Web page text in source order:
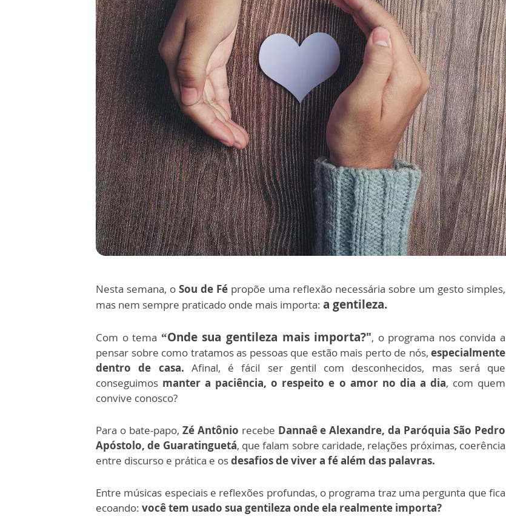
Nesta semana, o Sou de Fé propõe uma reflexão necessária sobre um gesto simples,
mas nem sempre praticado onde mais importa: a gentileza.
Com o tema “Onde sua gentileza mais importa?", o programa nos convida a
pensar sobre como tratamos as pessoas que estão mais perto de nós, especialmente
dentro de casa. Afinal, é fácil ser gentil com desconhecidos, mas será que
conseguimos manter a paciência, o respeito e o amor no dia a dia, com quem
convive conosco?
Para o bate-papo, Zé Antônio recebe Dannaê e Alexandre, da Paróquia São Pedro
Apóstolo, de Guaratinguetá, que falam sobre caridade, relações próximas, coerência
entre discurso e prática e osdesafios de viver a fé além das palavras.
Entre músicas especiais e reflexões profundas, o programa traz uma pergunta que fica
ecoando: você tem usado sua gentileza onde ela realmente importa?